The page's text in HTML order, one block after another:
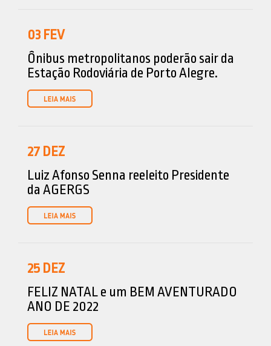
03 FEV
Ônibus metropolitanos poderão sair da
Estação Rodoviária de Porto Alegre.
27 DEZ
Luiz Afonso Senna reeleito Presidente
da AGERGS
25 DEZ
FELIZ NATAL e um BEM AVENTURADO
ANO DE 2022